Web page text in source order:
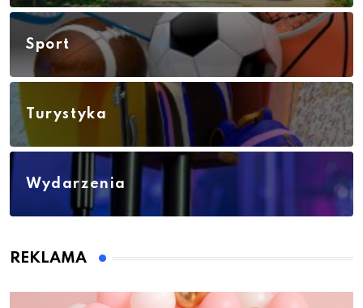
Sport
Turystyka
Wydarzenia
REKLAMA